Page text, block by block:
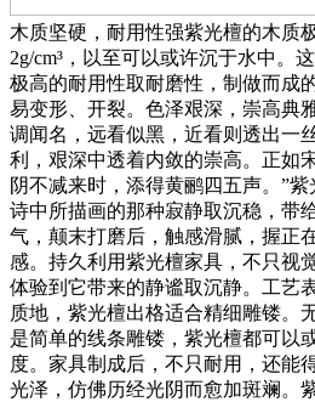
木质坚硬，耐用性强紫光檀的木质
2g/cm³，以至可以或许沉于水中。
极高的耐用性取耐磨性，制做而成
易变形、开裂。色泽艰深，崇高典
调闻名，远看似黑，近看则透出一
利，艰深中透着内敛的崇高。正如
阴不减来时，添得黄鹂四五声。”
诗中所描画的那种寂静取沉稳，带
气，颠末打磨后，触感滑腻，握正
感。持久利用紫光檀家具，不只视
体验到它带来的静谧取沉静。工艺
质地，紫光檀出格适合精细雕镂。
是简单的线条雕镂，紫光檀都可以
度。家具制成后，不只耐用，还能
光泽，仿佛历经光阴而愈加斑斓。